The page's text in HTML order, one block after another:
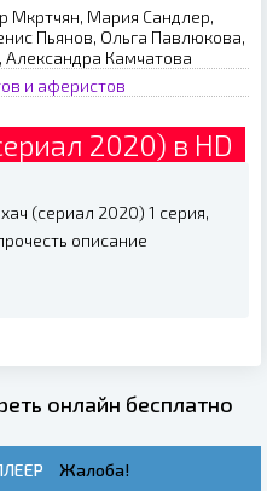
Мкртчян, Мария Сандлер,
Пьянов, Ольга Павлюкова,
Александра Камчатова
и аферистов
2020) в HD
(сериал 2020) 1 серия,
описание
онлайн бесплатно
Жалоба!